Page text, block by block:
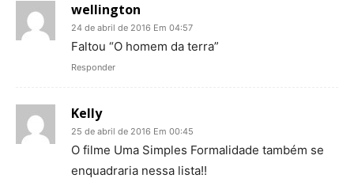
wellington
24 de abril de 2016 Em 04:57
Faltou “O homem da terra”
Responder
Kelly
25 de abril de 2016 Em 00:45
O filme Uma Simples Formalidade também se
enquadraria nessa lista!!